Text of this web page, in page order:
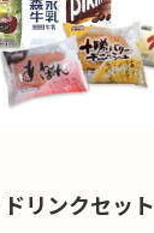
2g
リンクセッ